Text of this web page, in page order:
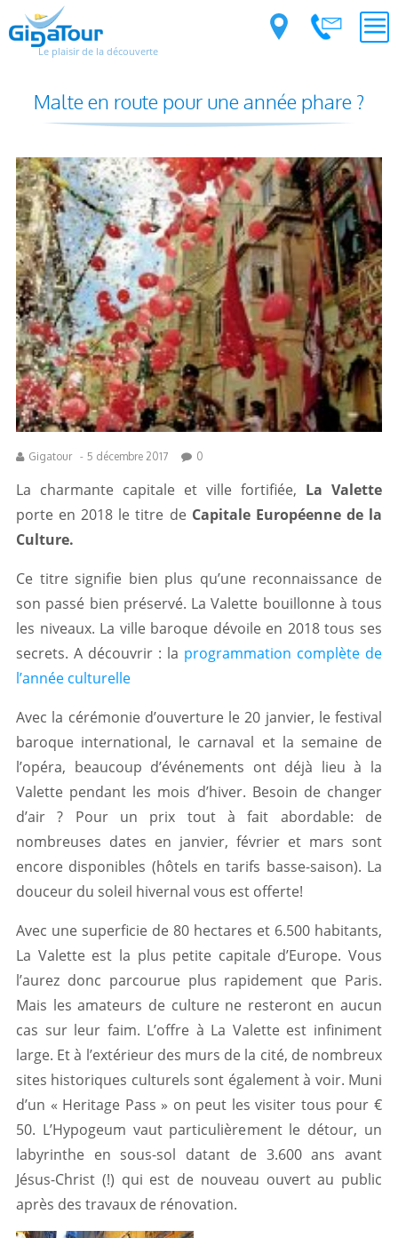
Le plaisir de la découverte
Malte en route pour une année phare ?
Gigatour - 5 décembre 2017 0
La charmante capitale et ville fortifiée, La Valette
porte en 2018 le titre de Capitale Européenne de la
Culture.
Ce titre signifie bien plus qu’une reconnaissance de
son passé bien préservé. La Valette bouillonne à tous
les niveaux. La ville baroque dévoile en 2018 tous ses
secrets. A découvrir : la programmation complète de
l’année culturelle
Avec la cérémonie d’ouverture le 20 janvier, le festival
baroque international, le carnaval et la semaine de
l’opéra, beaucoup d’événements ont déjà lieu à la
Valette pendant les mois d’hiver. Besoin de changer
d’air ? Pour un prix tout à fait abordable: de
nombreuses dates en janvier, février et mars sont
encore disponibles (hôtels en tarifs basse-saison). La
douceur du soleil hivernal vous est offerte!
Avec une superficie de 80 hectares et 6.500 habitants,
La Valette est la plus petite capitale d’Europe. Vous
l’aurez donc parcourue plus rapidement que Paris.
Mais les amateurs de culture ne resteront en aucun
cas sur leur faim. L’offre à La Valette est infiniment
large. Et à l’extérieur des murs de la cité, de nombreux
sites historiques culturels sont également à voir. Muni
d’un « Heritage Pass » on peut les visiter tous pour €
50. L’Hypogeum vaut particulièrement le détour, un
labyrinthe en sous-sol datant de 3.600 ans avant
Jésus-Christ (!) qui est de nouveau ouvert au public
après des travaux de rénovation.